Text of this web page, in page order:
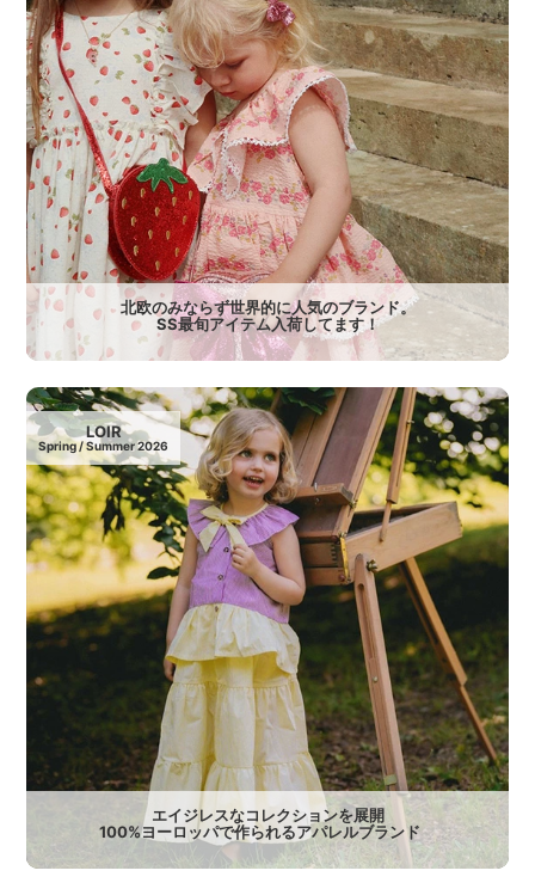
北欧のみならず世界的に人気のブランド。
SS最旬アイテム入荷してます！
LOIR
Spring / Summer 2026
エイジレスなコレクションを展開
100%ヨーロッパで作られるアパレルブランド